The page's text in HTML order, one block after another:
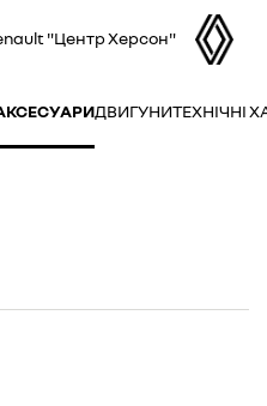
"Центр Херсон"
ДВИГУНИТЕХНІЧНІ